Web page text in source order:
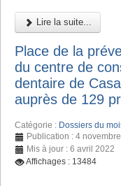
Lire la suite...
Place de la
du centre de
dentaire de
auprès de 129
Catégorie : Dossiers du
Publication : 4
Mis à jour : 6 avril 2022
Affichages : 13484